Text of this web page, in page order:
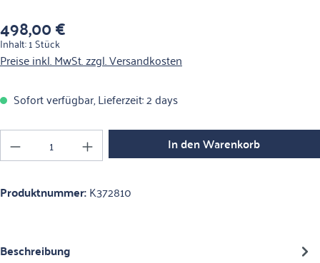
Regulärer Preis:
498,00 €
Inhalt:1 Stück
Preise inkl. MwSt. zzgl. Versandkosten
Sofort verfügbar, Lieferzeit: 2 days
Produkt Anzahl: Gib den gewünschten Wert
In den Warenkorb
Produktnummer:K372810
Beschreibung